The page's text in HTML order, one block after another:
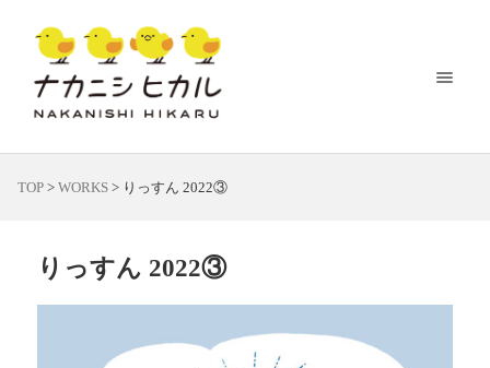
TOP > WORKS > りっすん 2022③
りっすん 2022③